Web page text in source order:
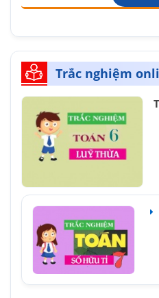
Trắc nghiệm